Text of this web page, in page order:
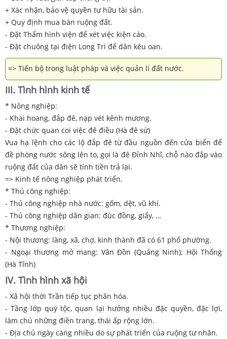
+ Xác nhận, bảo vệ quyền tư hữu tài sản.
+ Quy định mua bán ruộng đất.
- Đặt Thẩm hình viện để xét việc kiện cáo.
- Đặt chuông tại điện Long Trì để dân kêu oan.
=> Tiến bộ trong luật pháp và việc quản lí đất nước.
III. Tình hình kinh tế
* Nông nghiệp:
- Khai hoang, đắp đê, nạp vét kênh mương.
- Đặt chức quan coi việc đê điều (Hà đê sứ)
Vua hạ lệnh cho các lộ đắp đê từ đầu nguồn đến cửa biển để
đề phòng nước sông lên to, gọi là đê Đỉnh Nhĩ, chỗ nào đắp vào
ruộng đất của dân sẽ tính tiền trả lại.
=> Kinh tế nông nghiệp phát triển.
* Thủ công nghiệp:
- Thủ công nghiệp nhà nước: gốm, dệt, vũ khí.
- Thủ công nghiệp dân gian: đúc đồng, giấy, …
* Thương nghiệp:
- Nội thương: làng, xã, chợ, kinh thành đã có 61 phố phường.
- Ngoại thương mở mang: Vân Đồn (Quảng Ninh); Hội Thống
(Hà Tĩnh)
IV. Tình hình xã hội
- Xã hội thời Trần tiếp tục phân hóa.
- Tầng lớp quý tộc, quan lại hưởng nhiều đặc quyền, đặc lợi,
làm chủ những điền trang, thái ấp rộng lớn.
- Địa chủ ngày càng nhiều do sự phát triển của ruộng tư nhân.